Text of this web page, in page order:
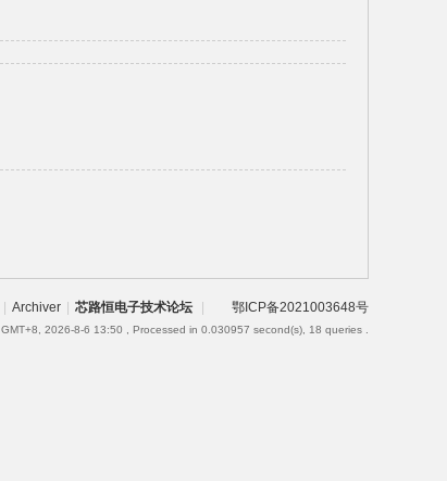
| Archiver | 芯路恒电子技术论坛 | 鄂ICP备2021003648号
GMT+8, 2026-8-6 13:50 , Processed in 0.030957 second(s), 18 queries .